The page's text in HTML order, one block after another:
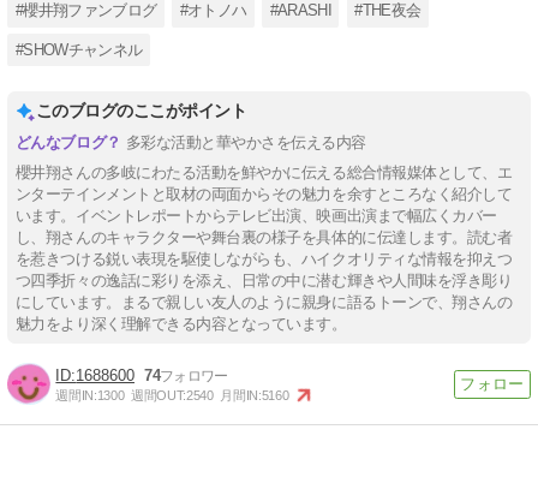
#櫻井翔ファンブログ #オトノハ #ARASHI #THE夜会
#SHOWチャンネル
このブログのここがポイント
多彩な活動と華やかさを伝える内容
櫻井翔さんの多岐にわたる活動を鮮やかに伝える総合情報媒体として、エ
ンターテインメントと取材の両面からその魅力を余すところなく紹介して
います。イベントレポートからテレビ出演、映画出演まで幅広くカバー
し、翔さんのキャラクターや舞台裏の様子を具体的に伝達します。読む者
を惹きつける鋭い表現を駆使しながらも、ハイクオリティな情報を抑えつ
つ四季折々の逸話に彩りを添え、日常の中に潜む輝きや人間味を浮き彫り
にしています。まるで親しい友人のように親身に語るトーンで、翔さんの
魅力をより深く理解できる内容となっています。
1688600 74
週間IN:1300 週間OUT:2540 月間IN:5160